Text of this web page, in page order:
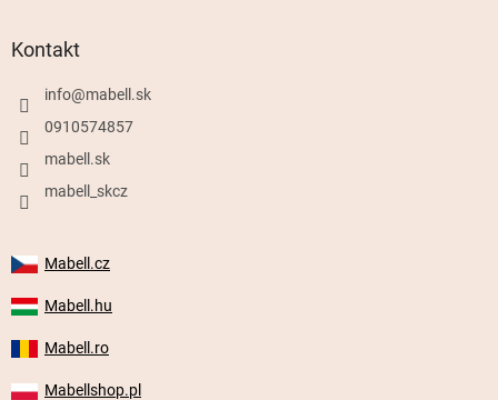
Kontakt
info@mabell.sk
0910574857
mabell.sk
mabell_skcz
Mabell.cz
Mabell.hu
Mabell.ro
Mabellshop.pl